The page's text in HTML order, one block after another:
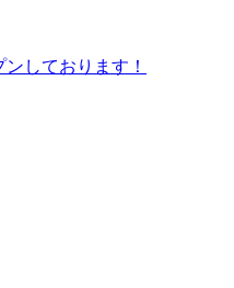
しております！